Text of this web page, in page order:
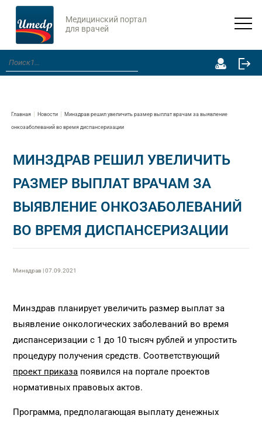
Медицинский портал
для врачей
Главная Новости Минздрав решил увеличить размер выплат врачам за выявление
онкозаболеваний во время диспансеризации
МИНЗДРАВ РЕШИЛ УВЕЛИЧИТЬ
РАЗМЕР ВЫПЛАТ ВРАЧАМ ЗА
ВЫЯВЛЕНИЕ ОНКОЗАБОЛЕВАНИЙ
ВО ВРЕМЯ ДИСПАНСЕРИЗАЦИИ
Минздрав | 07.09.2021
Минздрав планирует увеличить размер выплат за
выявление онкологических заболеваний во время
диспансеризации с 1 до 10 тысяч рублей и упростить
процедуру получения средств. Соответствующий
проект приказа появился на портале проектов
нормативных правовых актов.
Программа, предполагающая выплату денежных